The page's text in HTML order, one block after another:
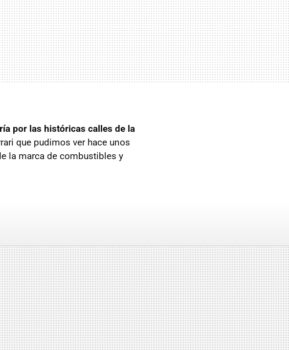
por las históricas calles de la
que pudimos ver hace unos
la marca de combustibles y